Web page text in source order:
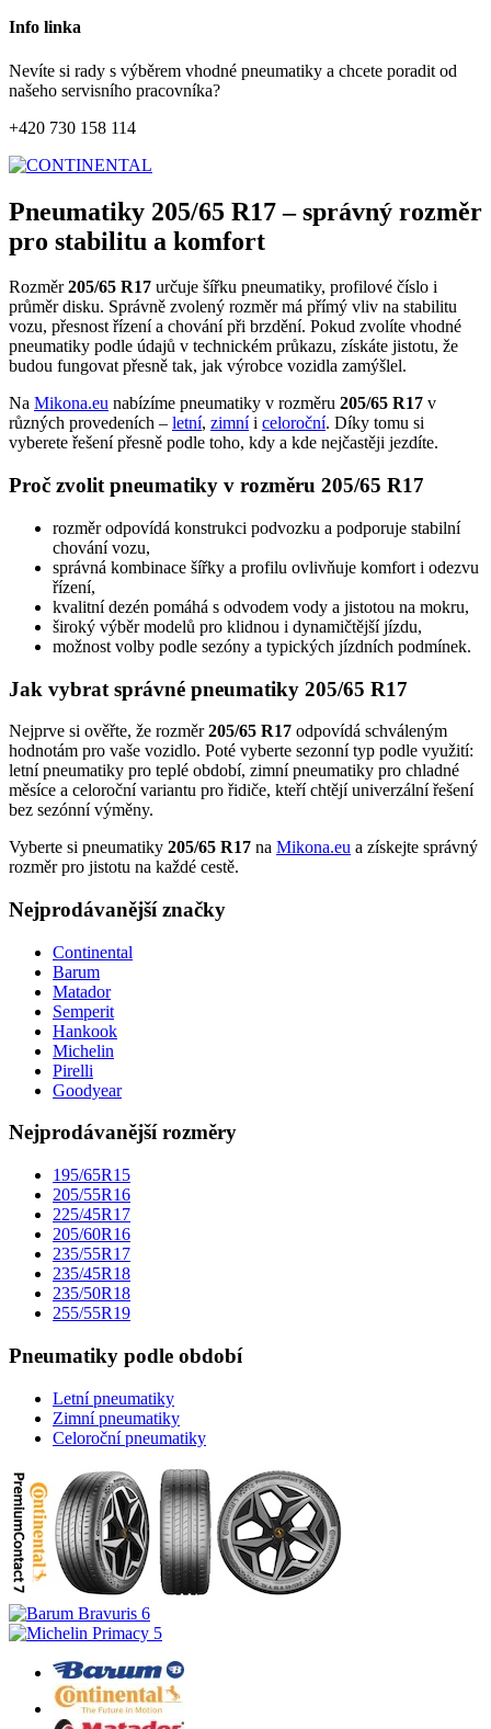
Info linka
Nevíte si rady s výběrem vhodné pneumatiky a chcete poradit od
našeho servisního pracovníka?
+420 730 158 114
Pneumatiky 205/65 R17 – správný rozměr
pro stabilitu a komfort
Rozměr205/65 R17 určuje šířku pneumatiky, profilové číslo i
průměr disku. Správně zvolený rozměr má přímý vliv na stabilitu
vozu, přesnost řízení a chování při brzdění. Pokud zvolíte vhodné
pneumatiky podle údajů v technickém průkazu, získáte jistotu, že
budou fungovat přesně tak, jak výrobce vozidla zamýšlel.
Na Mikona.eu nabízíme pneumatiky v rozměru 205/65 R17 v
různých provedeních – letní, zimníi celoroční. Díky tomu si
vyberete řešení přesně podle toho, kdy a kde nejčastěji jezdíte.
Proč zvolit pneumatiky v rozměru 205/65 R17
rozměr odpovídá konstrukci podvozku a podporuje stabilní
chování vozu,
správná kombinace šířky a profilu ovlivňuje komfort i odezvu
řízení,
kvalitní dezén pomáhá s odvodem vody a jistotou na mokru,
široký výběr modelů pro klidnou i dynamičtější jízdu,
možnost volby podle sezóny a typických jízdních podmínek.
Jak vybrat správné pneumatiky 205/65 R17
Nejprve si ověřte, že rozměr205/65 R17 odpovídá schváleným
hodnotám pro vaše vozidlo. Poté vyberte sezonní typ podle využití:
letní pneumatiky pro teplé období, zimní pneumatiky pro chladné
měsíce a celoroční variantu pro řidiče, kteří chtějí univerzální řešení
bez sezónní výměny.
Vyberte si pneumatiky 205/65 R17 na Mikona.eu a získejte správný
rozměr pro jistotu na každé cestě.
Nejprodávanější značky
Continental
Barum
Matador
Semperit
Hankook
Michelin
Pirelli
Goodyear
Nejprodávanější rozměry
195/65R15
205/55R16
225/45R17
205/60R16
235/55R17
235/45R18
235/50R18
255/55R19
Pneumatiky podle období
Letní pneumatiky
Zimní pneumatiky
Celoroční pneumatiky